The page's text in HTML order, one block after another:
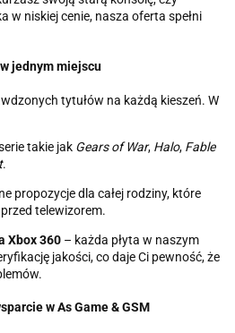
w niskiej cenie, nasza oferta spełni
jednym miejscu
tytułów na każdą kieszeń. W
takie jak Gears of War, Halo, Fable
.
propozycje dla całej rodziny, które
telewizorem.
Xbox 360 – każda płyta w naszym
jakości, co daje Ci pewność, że
w As Game & GSM